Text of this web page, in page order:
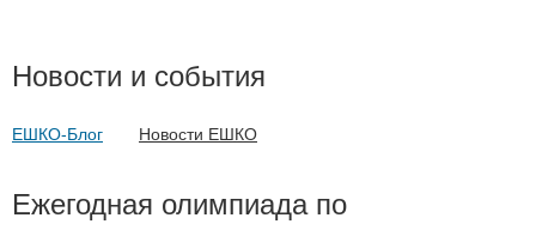
Новости и события
ЕШКО-Блог Новости ЕШКО
Ежегодная олимпиада по